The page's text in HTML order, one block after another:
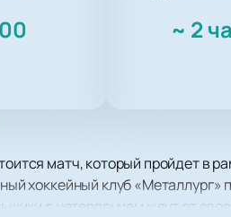
~ 2
матч, который пройдет в
хоккейный клуб
с нетерпением ждут от